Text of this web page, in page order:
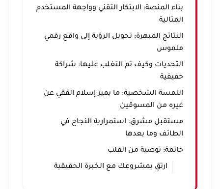
بناء المنصة: الابتكار التقني وواجهة المستخدم
المثالية
النتائج المبهرة: تحويل الرؤية إلى واقع رقمي
ملموس
التحديات وكيف تم التغلب عليها: شراكة
حقيقية
اللمسة الشخصية: ما يميز إسلام الفقي عن
غيره من المسوقين
مستقبل مشرق: استمرارية النجاح في
الطائف وما بعدها
خاتمة: توصية من القلب
ارتقِ بمشروعك مع الخبرة الحقيقية